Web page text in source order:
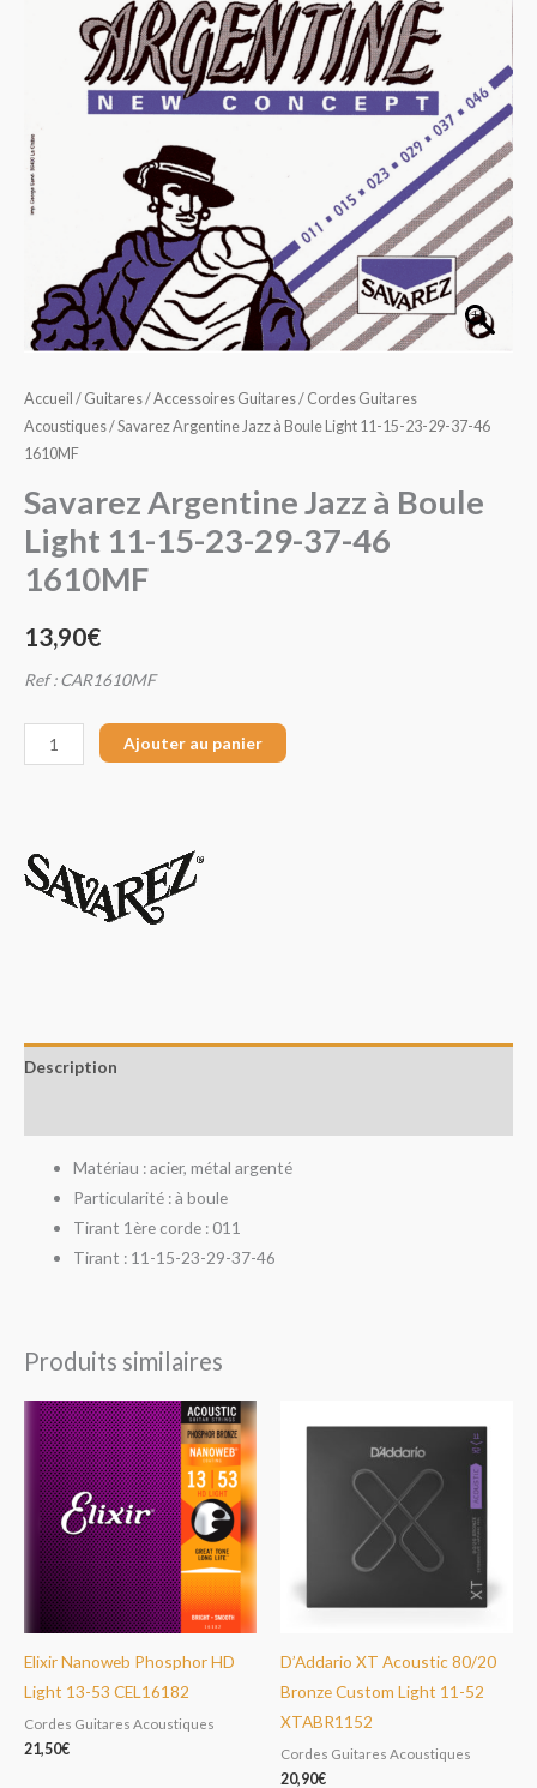
Accueil / Guitares/Accessoires Guitares/ Cordes Guitares
Acoustiques/ Savarez Argentine Jazz à Boule Light 11-15-23-29-37-46
1610MF
Savarez Argentine Jazz à Boule
Light 11-15-23-29-37-46
1610MF
13,90€
Ref : CAR1610MF
15-
23-
29-
1610MF
Ajouter au panier
Description
Matériau : acier, métal argenté
Particularité : à boule
Tirant 1ère corde : 011
Tirant : 11-15-23-29-37-46
Produits similaires
Elixir Nanoweb Phosphor HD
Light 13-53 CEL16182
Cordes Guitares Acoustiques
21,50€
D’Addario XT Acoustic 80/20
Bronze Custom Light 11-52
XTABR1152
Cordes Guitares Acoustiques
20,90€